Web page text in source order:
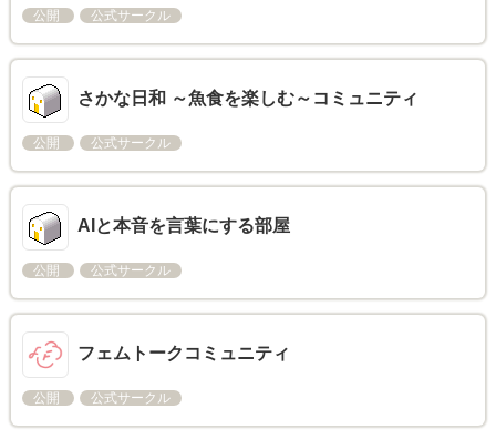
公開 公式サークル
さかな日和 ～魚食を楽しむ～コミュニティ
公開 公式サークル
AIと本音を言葉にする部屋
公開 公式サークル
フェムトークコミュニティ
公開 公式サークル